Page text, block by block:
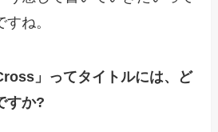
ね。
」ってタイトルには、ど
すか?